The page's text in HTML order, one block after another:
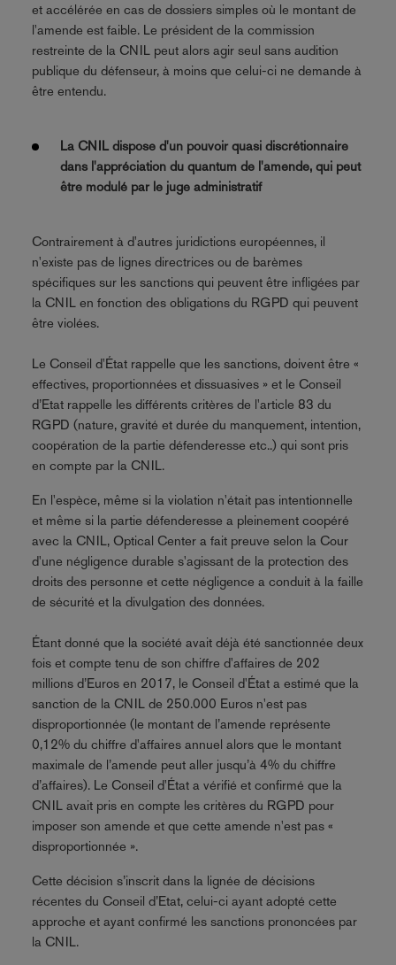
et accélérée en cas de dossiers simples où le montant de
l'amende est faible. Le président de la commission
restreinte de la CNIL peut alors agir seul sans audition
publique du défenseur, à moins que celui-ci ne demande à
être entendu.
La CNIL dispose d'un pouvoir quasi discrétionnaire
dans l'appréciation du quantum de l'amende, qui peut
être modulé par le juge administratif
Contrairement à d'autres juridictions européennes, il
n'existe pas de lignes directrices ou de barèmes
spécifiques sur les sanctions qui peuvent être infligées par
la CNIL en fonction des obligations du RGPD qui peuvent
être violées.
Le Conseil d'État rappelle que les sanctions, doivent être «
effectives, proportionnées et dissuasives » et le Conseil
d’Etat rappelle les différents critères de l'article 83 du
RGPD (nature, gravité et durée du manquement, intention,
coopération de la partie défenderesse etc..) qui sont pris
en compte par la CNIL.
En l'espèce, même si la violation n'était pas intentionnelle
et même si la partie défenderesse a pleinement coopéré
avec la CNIL, Optical Center a fait preuve selon la Cour
d'une négligence durable s'agissant de la protection des
droits des personne et cette négligence a conduit à la faille
de sécurité et la divulgation des données.
Étant donné que la société avait déjà été sanctionnée deux
fois et compte tenu de son chiffre d'affaires de 202
millions d’Euros en 2017, le Conseil d'État a estimé que la
sanction de la CNIL de 250.000 Euros n'est pas
disproportionnée (le montant de l’amende représente
0,12% du chiffre d'affaires annuel alors que le montant
maximale de l’amende peut aller jusqu’à 4% du chiffre
d’affaires). Le Conseil d'État a vérifié et confirmé que la
CNIL avait pris en compte les critères du RGPD pour
imposer son amende et que cette amende n'est pas «
disproportionnée ».
Cette décision s’inscrit dans la lignée de décisions
récentes du Conseil d’Etat, celui-ci ayant adopté cette
approche et ayant confirmé les sanctions prononcées par
la CNIL.